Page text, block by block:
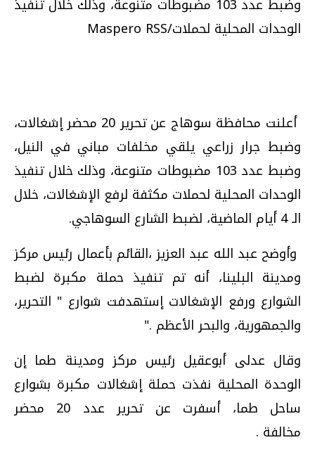
الوحدات المحلية لحملات/Maspero RSS
أعلنت محافظة سوهاج عن تحرير 20 محضر إشغالات،
وضبط جرار زراعي يلقي مخلفات مباني في النيل،
وضبط عدد 103 مضبوطات متنوعة، وذلك خلال تنفيذ
الوحدات المحلية لحملات مكثفة لرفع الإشغالات، خلال
الـ 4 أيام الماضية، لضبط الشارع السوهاجي.
وأوضح عبد الله عبد العزيز ،القائم بأعمال رئيس مركز
ومدينة البلينا، أنه تم تنفيذ حملة مكبرة لضبط
الشوارع ورفع الإشغالات إستهدفت شوارع " التحرير،
والجمهورية، والبحر الأعظم ".
وقال عدلى أبوعقيل رئيس مركز ومدينة طما إن
الوحدة المحلية نفذت حملة إشغالات مكبرة بشوارع
ساحل طما، أسفرت عن تحرير عدد 20 محضر
مخالفة .